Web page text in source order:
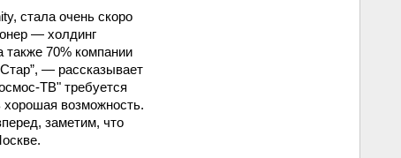
стала очень скоро
— холдинг
также 70% компании
— рассказывает
ТВ" требуется
возможность.
заметим, что